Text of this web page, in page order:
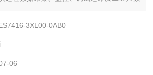
提供西门子电气自动化控制、传动整体解
门子工业软件及数字化工厂解决方案和实
3XL00-0AB0
06